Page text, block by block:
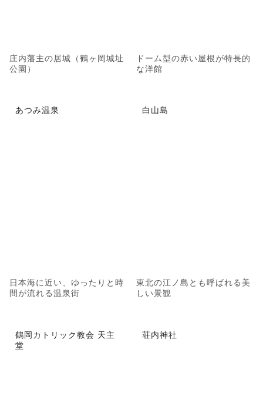
庄内藩主の居城（鶴ヶ岡城址
公園）
ドーム型の赤い屋根が特長的
な洋館
あつみ温泉
日本海に近い、ゆったりと時
間が流れる温泉街
白山島
東北の江ノ島とも呼ばれる美
しい景観
鶴岡カトリック教会 天主
堂
荘内神社